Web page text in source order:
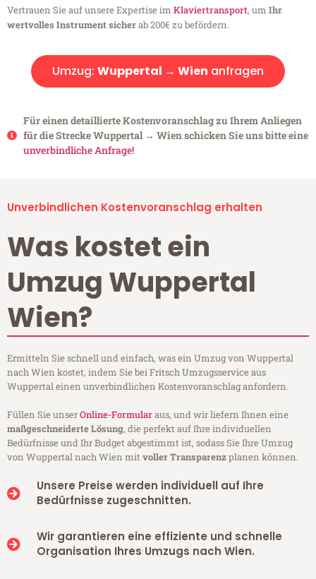
Vertrauen Sie auf unsere Expertise im Klaviertransport, um Ihr
wertvolles Instrument sicherab 200€ zu befördern.
Umzug: Wuppertal → Wien anfragen
Für einen detaillierte Kostenvoranschlag zu Ihrem Anliegen
für die Strecke Wuppertal → Wien schicken Sie uns bitte eine
unverbindliche Anfrage!
Unverbindlichen Kostenvoranschlag erhalten
Was kostet ein
Umzug Wuppertal
Wien?
Ermitteln Sie schnell und einfach, was ein Umzug von Wuppertal
nach Wien kostet, indem Sie bei Fritsch Umzugsservice aus
Wuppertal einen unverbindlichen Kostenvoranschlag anfordern.
Füllen Sie unserOnline-Formularaus, und wir liefern Ihnen eine
maßgeschneiderte Lösung, die perfekt auf Ihre individuellen
Bedürfnisse und Ihr Budget abgestimmt ist, sodass Sie Ihre Umzug
von Wuppertal nach Wien mitvoller Transparenzplanen können.
Unsere Preise werden individuell auf Ihre
Bedürfnisse zugeschnitten.
Wir garantieren eine effiziente und schnelle
Organisation Ihres Umzugs nach Wien.